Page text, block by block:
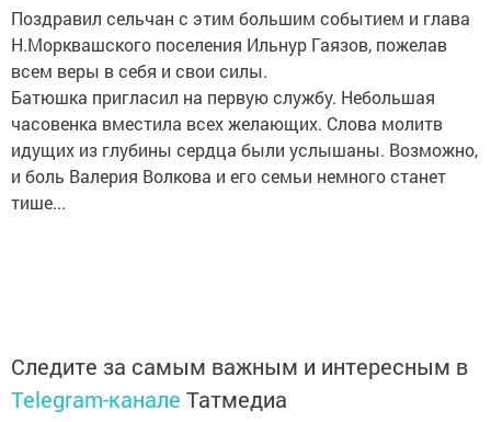
Поздравил сельчан с этим большим событием и глава
Н.Морквашского поселения Ильнур Гаязов, пожелав
всем веры в себя и свои силы.
Батюшка пригласил на первую службу. Небольшая
часовенка вместила всех желающих. Слова молитв
идущих из глубины сердца были услышаны. Возможно,
и боль Валерия Волкова и его семьи немного станет
тише...
Следите за самым важным и интересным в
Telegram-канале Татмедиа